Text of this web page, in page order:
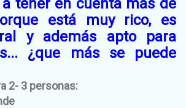
tener en cuenta más de
está muy rico, es
y además apto para
¿que más se puede
2- 3 personas: